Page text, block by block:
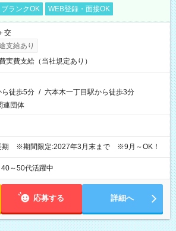
ブランクOK WEB登録・面接OK
交
支給あり
実費支給（当社規定あり）
ら徒歩5分 / 六本木一丁目駅から徒歩3分
連団体
期 ※期間限定:2027年3月末まで ※9月～OK！
40～50代活躍中
応募する 詳細へ